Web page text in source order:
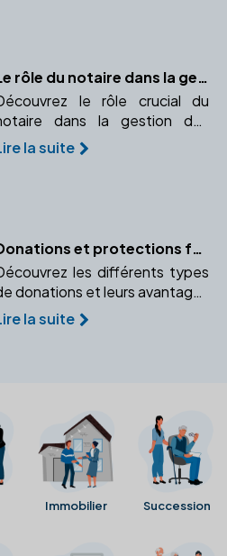
Le rôle du notaire dans la gestion des biens immobiliers de l'entreprise
le rôle crucial du
dans la gestion des
immobiliers de votre
entreprise, de la sécurisation
la suite
Donations et protections familiales : les conseils du notaire
les différents types
donations et leurs avantages
protéger votre famille. Un
notaire peut vous aider à
la suite
Immobilier Succession